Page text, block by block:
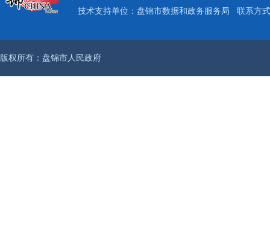
技术支持单位：盘锦市数据和政务服务局 联系方
版权所有：盘锦市人民政府